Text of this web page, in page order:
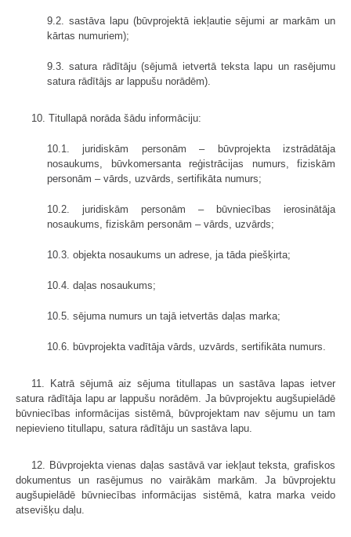
9.2. sastāva lapu (būvprojektā iekļautie sējumi ar markām un
kārtas numuriem);
9.3. satura rādītāju (sējumā ietvertā teksta lapu un rasējumu
satura rādītājs ar lappušu norādēm).
10. Titullapā norāda šādu informāciju:
10.1. juridiskām personām – būvprojekta izstrādātāja
nosaukums, būvkomersanta reģistrācijas numurs, fiziskām
personām – vārds, uzvārds, sertifikāta numurs;
10.2. juridiskām personām – būvniecības ierosinātāja
nosaukums, fiziskām personām – vārds, uzvārds;
10.3. objekta nosaukums un adrese, ja tāda piešķirta;
10.4. daļas nosaukums;
10.5. sējuma numurs un tajā ietvertās daļas marka;
10.6. būvprojekta vadītāja vārds, uzvārds, sertifikāta numurs.
11. Katrā sējumā aiz sējuma titullapas un sastāva lapas ietver
satura rādītāja lapu ar lappušu norādēm. Ja būvprojektu augšupielādē
būvniecības informācijas sistēmā, būvprojektam nav sējumu un tam
nepievieno titullapu, satura rādītāju un sastāva lapu.
12. Būvprojekta vienas daļas sastāvā var iekļaut teksta, grafiskos
dokumentus un rasējumus no vairākām markām. Ja būvprojektu
augšupielādē būvniecības informācijas sistēmā, katra marka veido
atsevišķu daļu.